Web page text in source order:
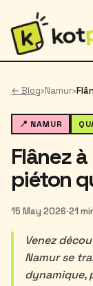
← Blog›Namur›
📍 NAMUR
Flânez
piéton
15 May 2026·21
Venez
Namur se
dynamique,